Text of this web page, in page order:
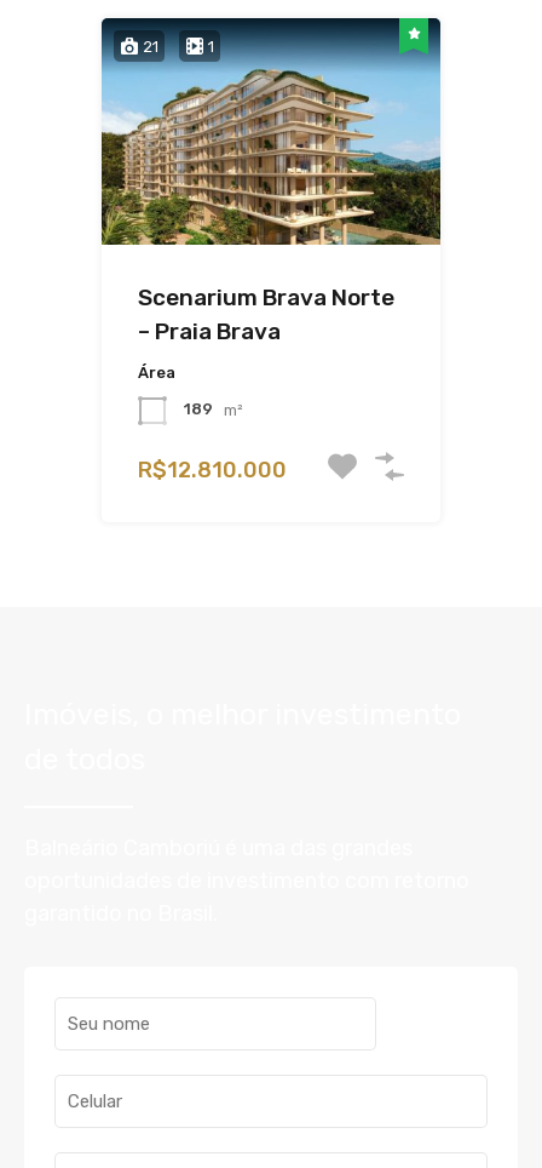
21 1
Scenarium Brava Norte
– Praia Brava
Área
189 m²
R$12.810.000